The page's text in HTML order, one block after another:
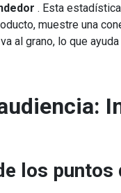
. Esta
muestre una
al grano, lo que
los